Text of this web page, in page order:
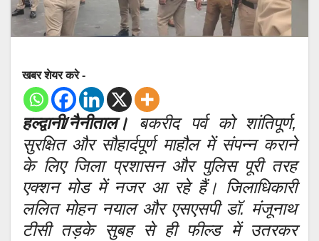
खबर शेयर करे -
हल्द्वानी/नैनीताल। बकरीद पर्व को शांतिपूर्ण,
सुरक्षित और सौहार्दपूर्ण माहौल में संपन्न कराने
के लिए जिला प्रशासन और पुलिस पूरी तरह
एक्शन मोड में नजर आ रहे हैं। जिलाधिकारी
ललित मोहन नयाल और एसएसपी डॉ. मंजूनाथ
टीसी तड़के सुबह से ही फील्ड में उतरकर